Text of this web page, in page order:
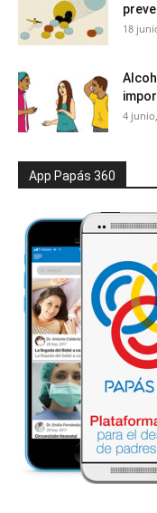
18
4
App Papás 360